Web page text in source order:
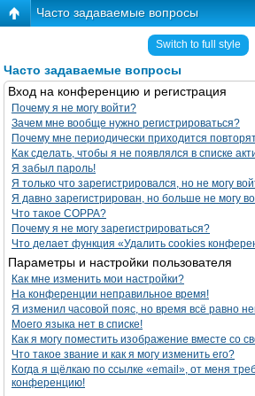
Часто задаваемые вопросы
Switch to full style
Часто задаваемые вопросы
Вход на конференцию и регистрация
Почему я не могу войти?
Зачем мне вообще нужно регистрироваться?
Почему мне периодически приходится
Как сделать, чтобы я не появлялся в списке
Я забыл пароль!
Я только что зарегистрировался, но не могу
Я давно зарегистрирован, но больше не могу
Что такое COPPA?
Почему я не могу зарегистрироваться?
Что делает функция «Удалить cookies
Параметры и настройки пользователя
Как мне изменить мои настройки?
На конференции неправильное время!
Я изменил часовой пояс, но время всё равно
Моего языка нет в списке!
Как я могу поместить изображение вместе со
Что такое звание и как я могу изменить его?
Когда я щёлкаю по ссылке «email», от меня
конференцию!